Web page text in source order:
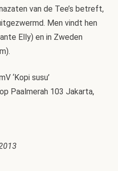
van de Tee’s betreft,
Men vindt hen
Elly) en in Zweden
Paalmerah 103 Jakarta,